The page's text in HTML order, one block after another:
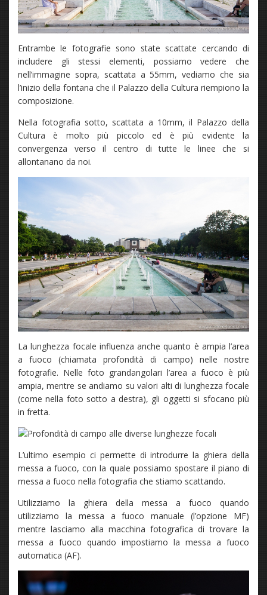
Entrambe le fotografie sono state scattate cercando di
includere gli stessi elementi, possiamo vedere che
nell’immagine sopra, scattata a 55mm, vediamo che sia
l’inizio della fontana che il Palazzo della Cultura riempiono la
composizione.
Nella fotografia sotto, scattata a 10mm, il Palazzo della
Cultura è molto più piccolo ed è più evidente la
convergenza verso il centro di tutte le linee che si
allontanano da noi.
La lunghezza focale influenza anche quanto è ampia l’area
a fuoco (chiamata profondità di campo) nelle nostre
fotografie. Nelle foto grandangolari l’area a fuoco è più
ampia, mentre se andiamo su valori alti di lunghezza focale
(come nella foto sotto a destra), gli oggetti si sfocano più
in fretta.
L’ultimo esempio ci permette di introdurre la ghiera della
messa a fuoco, con la quale possiamo spostare il piano di
messa a fuoco nella fotografia che stiamo scattando.
Utilizziamo la ghiera della messa a fuoco quando
utilizziamo la messa a fuoco manuale (l’opzione MF)
mentre lasciamo alla macchina fotografica di trovare la
messa a fuoco quando impostiamo la messa a fuoco
automatica (AF).